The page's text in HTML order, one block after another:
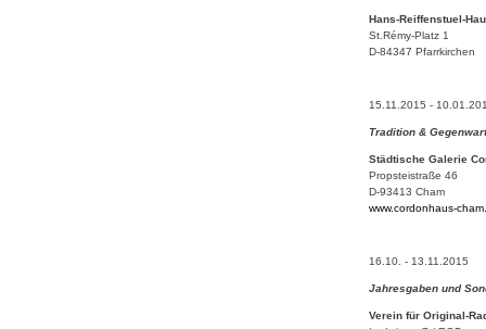
Hans-Reiffenstuel-
St.Rémy-Platz 1
D-84347 Pfarrkirchen
15.11.2015 -
Tradition &
Städtische Galerie
Propsteistraße 46
D-93413 Cham
www.cordonhaus-
16.10. - 13.11.2015
Jahresgaben und
Verein für Original-